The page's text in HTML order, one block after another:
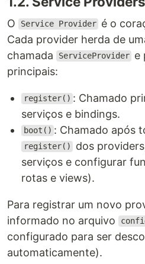
O Service Provider é o
Cada provider herda de
chamada
ServiceProvider e
principais:
register() : Chamado
serviços e bindings.
boot() : Chamado após
register()
dos
serviços e configurar
rotas e views).
Para registrar um novo
informado no arquivo
configurado para ser
automaticamente).